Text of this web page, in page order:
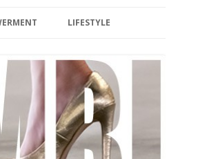
LIFESTYLE
LIFESTYLE/TRAVEL
SPA/ SAUNA
HOTEL & WELLNESS